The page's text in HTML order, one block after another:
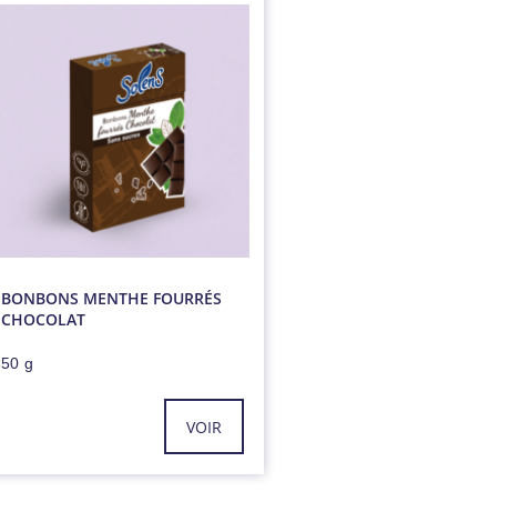
BONBONS MENTHE FOURRÉS
CHOCOLAT
50 g
VOIR